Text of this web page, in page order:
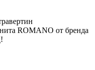
ROMANO от бренда